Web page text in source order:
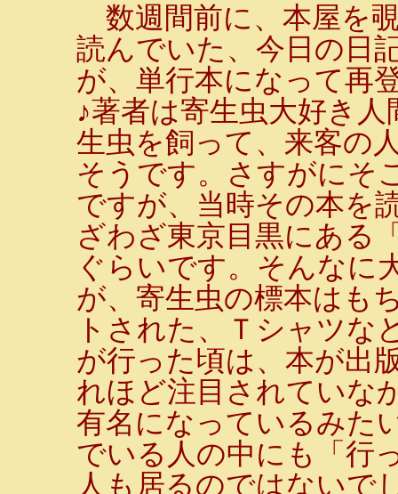
数週間前に、本屋を
読んでいた、今日の日
が、単行本になって再
♪著者は寄生虫大好き
生虫を飼って、来客の
そうです。さすがにそ
ですが、当時その本を
ざわざ東京目黒にある
ぐらいです。そんなに
が、寄生虫の標本はも
トされた、Ｔシャツな
が行った頃は、本が出
れほど注目されていな
有名になっているみた
でいる人の中にも「行
人も居るのではないで